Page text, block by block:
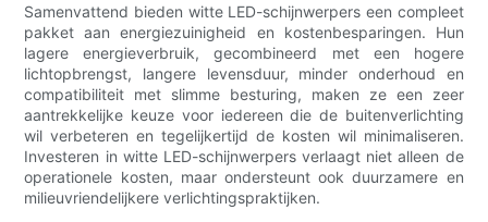
Samenvattend bieden witte LED-schijnwerpers een compleet
pakket aan energiezuinigheid en kostenbesparingen. Hun
lagere energieverbruik, gecombineerd met een hogere
lichtopbrengst, langere levensduur, minder onderhoud en
compatibiliteit met slimme besturing, maken ze een zeer
aantrekkelijke keuze voor iedereen die de buitenverlichting
wil verbeteren en tegelijkertijd de kosten wil minimaliseren.
Investeren in witte LED-schijnwerpers verlaagt niet alleen de
operationele kosten, maar ondersteunt ook duurzamere en
milieuvriendelijkere verlichtingspraktijken.